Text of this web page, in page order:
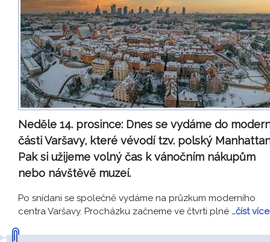
Neděle 14. prosince: Dnes se vydáme do
části Varšavy, které vévodí tzv. polský
Pak si užijeme volný čas k vánočním nákupům
nebo návštěvě muzeí.
Po snídani se společně vydáme na průzkum moderního
centra Varšavy. Procházku začneme ve čtvrti plné …číst více